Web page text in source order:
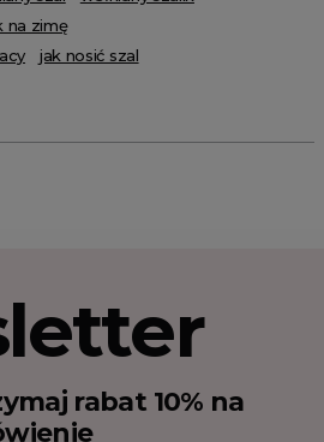
na zimę
jak nosić szal
rabat 10% na